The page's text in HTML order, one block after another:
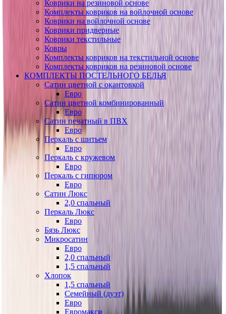
Коврики на резиновой основе
Комплекты ковриков на войлочной основе
Коврики на войлочной основе
Коврики придверные
Коврики текстильные
Ковры
Комплекты ковриков на текстильной основе
Комплекты ковриков на резиновой основе
КОМПЛЕКТЫ ПОСТЕЛЬНОГО БЕЛЬЯ
Сатин цветной с окантовкой
Евро
Сатин цветной комбинированный
Евро
Сатин печатный в ПВХ
Евро
Перкаль с шитьем
Евро
Перкаль с кружевом
Евро
Перкаль с гипюром
Евро
Сатин Люкс
2,0 спальный
Перкаль Люкс
Евро
Бязь Люкс
Микросатин
Евро
2,0 спальный
1,5 спальный
Хлопок
1,5 спальный
Семейный (дуэт)
Евро
Евромакси